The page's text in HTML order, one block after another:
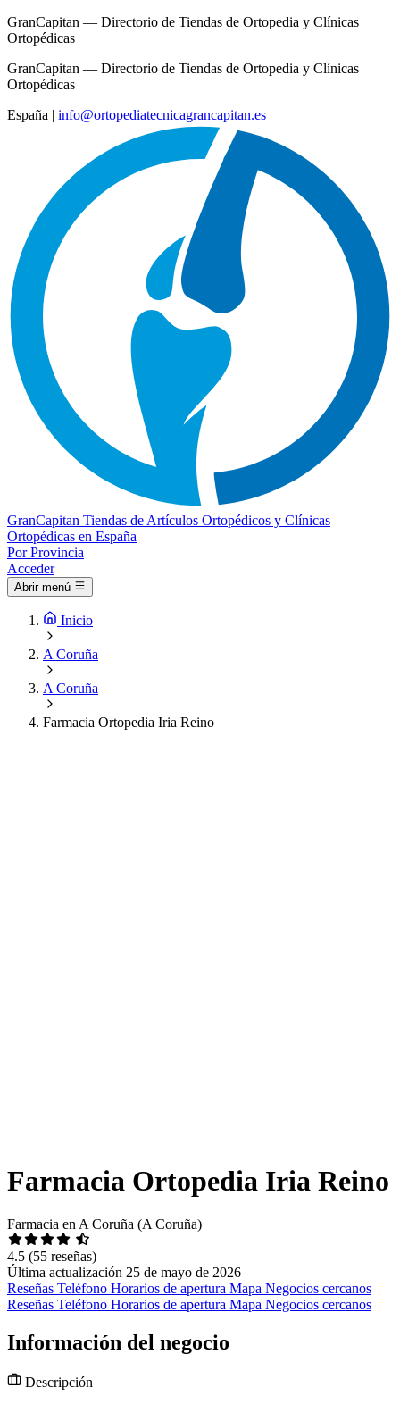
GranCapitan — Directorio de Tiendas de Ortopedia y Clínicas
Ortopédicas
GranCapitan — Directorio de Tiendas de Ortopedia y Clínicas
Ortopédicas
España | info@ortopediatecnicagrancapitan.es
GranCapitan Tiendas de Artículos Ortopédicos y Clínicas
Ortopédicas en España
Por Provincia
Acceder
Abrir menú
Inicio
A Coruña
A Coruña
Farmacia Ortopedia Iria Reino
Farmacia Ortopedia Iria Reino
Farmacia en A Coruña (A Coruña)
4.5 (55 reseñas)
Última actualización 25 de mayo de 2026
Reseñas Teléfono Horarios de apertura Mapa Negocios cercanos
Reseñas Teléfono Horarios de apertura Mapa Negocios cercanos
Información del negocio
Descripción